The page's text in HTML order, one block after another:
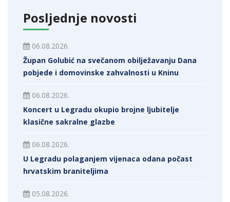
Posljednje novosti
06.08.2026.
Župan Golubić na svečanom obilježavanju Dana
pobjede i domovinske zahvalnosti u Kninu
06.08.2026.
Koncert u Legradu okupio brojne ljubitelje
klasične sakralne glazbe
06.08.2026.
U Legradu polaganjem vijenaca odana počast
hrvatskim braniteljima
05.08.2026.